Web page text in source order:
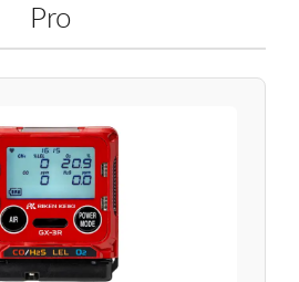
Pro